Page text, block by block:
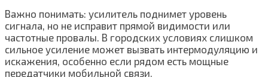
Важно понимать: усилитель поднимет уровень
сигнала, но не исправит прямой видимости или
частотные провалы. В городских условиях слишком
сильное усиление может вызвать интермодуляцию и
искажения, особенно если рядом есть мощные
передатчики мобильной связи.